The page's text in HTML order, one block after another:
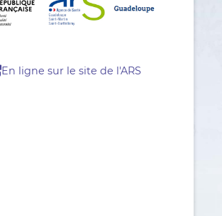
En ligne sur le site de l'ARS